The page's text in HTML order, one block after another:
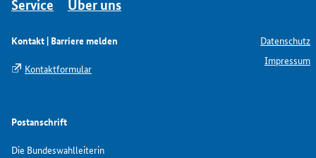
Service
Über uns
Kontakt | Barriere melden
Kontaktformular
Postanschrift
Die Bundeswahlleiterin
Datenschutz
Impressum